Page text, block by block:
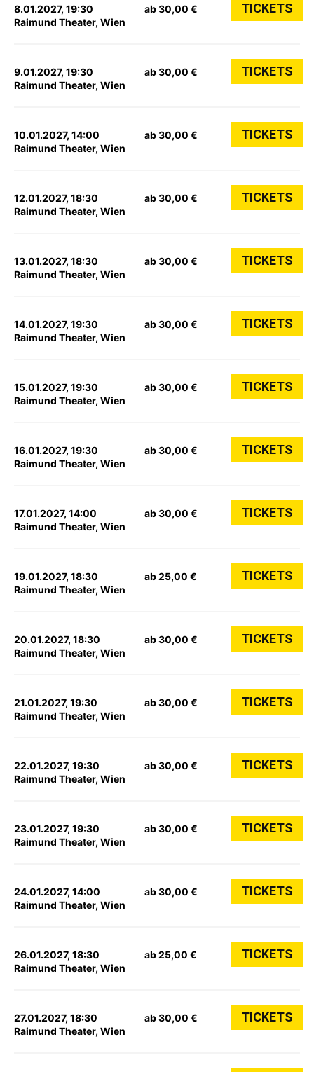
8.01.2027, 19:30
Raimund Theater, Wien
ab 30,00 € TICKETS
9.01.2027, 19:30
Raimund Theater, Wien
ab 30,00 € TICKETS
10.01.2027, 14:00
Raimund Theater, Wien
ab 30,00 € TICKETS
12.01.2027, 18:30
Raimund Theater, Wien
ab 30,00 € TICKETS
13.01.2027, 18:30
Raimund Theater, Wien
ab 30,00 € TICKETS
14.01.2027, 19:30
Raimund Theater, Wien
ab 30,00 € TICKETS
15.01.2027, 19:30
Raimund Theater, Wien
ab 30,00 € TICKETS
16.01.2027, 19:30
Raimund Theater, Wien
ab 30,00 € TICKETS
17.01.2027, 14:00
Raimund Theater, Wien
ab 30,00 € TICKETS
19.01.2027, 18:30
Raimund Theater, Wien
ab 25,00 € TICKETS
20.01.2027, 18:30
Raimund Theater, Wien
ab 30,00 € TICKETS
21.01.2027, 19:30
Raimund Theater, Wien
ab 30,00 € TICKETS
22.01.2027, 19:30
Raimund Theater, Wien
ab 30,00 € TICKETS
23.01.2027, 19:30
Raimund Theater, Wien
ab 30,00 € TICKETS
24.01.2027, 14:00
Raimund Theater, Wien
ab 30,00 € TICKETS
26.01.2027, 18:30
Raimund Theater, Wien
ab 25,00 € TICKETS
27.01.2027, 18:30
Raimund Theater, Wien
ab 30,00 € TICKETS